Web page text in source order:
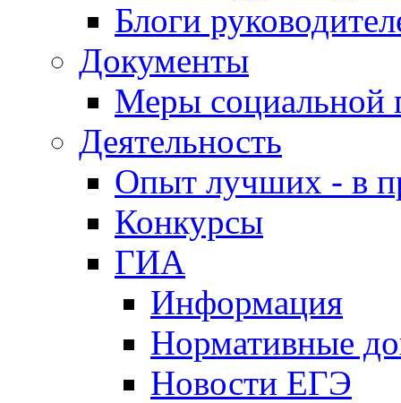
Блоги
Документы
Меры социальной
Деятельность
Опыт лучших - в
Конкурсы
ГИА
Информация
Нормативные
Новости ЕГЭ